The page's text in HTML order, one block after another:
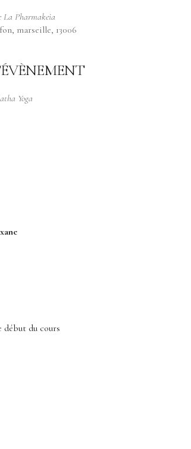
Pharmakeia
marseille, 13006
Yoga
du cours